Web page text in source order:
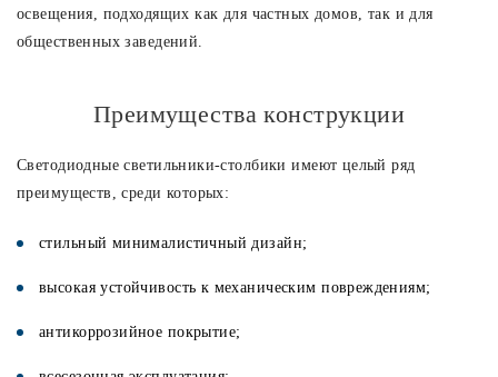
освещения, подходящих как для частных домов, так и для
общественных заведений.
Преимущества конструкции
Светодиодные светильники-столбики имеют целый ряд
преимуществ, среди которых:
стильный минималистичный дизайн;
высокая устойчивость к механическим повреждениям;
антикоррозийное покрытие;